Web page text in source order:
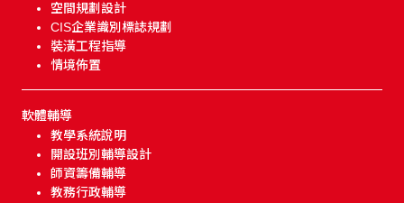
空間規劃設計
CIS企業識別標誌規劃
裝潢工程指導
情境佈置
軟體輔導
教學系統說明
開設班別輔導設計
師資籌備輔導
教務行政輔導